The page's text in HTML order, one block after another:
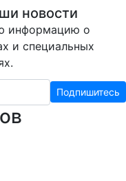
новости
информацию о
и специальных
Подпишитесь